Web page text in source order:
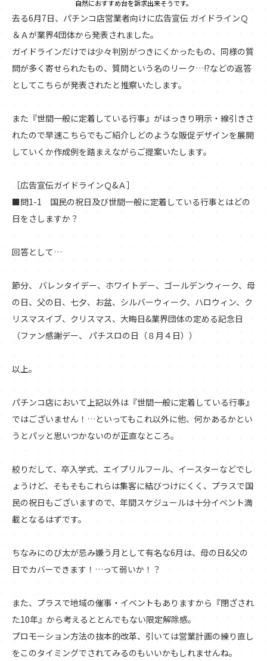
自然におすすめ台を訴求出来そうです。
去る6月7日、パチンコ店営業者向けに広告宣伝 ガイドラインＱ
＆Ａが業界4団体から発表されました。
ガイドラインだけでは少々判別がつきにくかったもの、同様の質
問が多く寄せられたもの、質問という名のリーク…!?などの返答
としてこちらが発表されたと推察いたします。
また『世間一般に定着している行事』がはっきり明示・線引きさ
れたので早速こちらでもご紹介しどのような販促デザインを展開
していくか作成例を踏まえながらご提案いたします。
［広告宣伝ガイドラインＱ&Ａ］
■問1-1 国民の祝日及び世間一般に定着している行事とはどの
日をさしますか？
回答として…
節分、 バレンタイデー、ホワイトデー、ゴールデンウィーク、母
の日、父の日、七夕、お盆、シルバーウィーク、ハロウィン、ク
リスマスイブ、クリスマス、大晦日&業界団体の定める記念日
（ファン感謝デー、 パチスロの日（８月４日））
以上。
パチンコ店において上記以外は『世間一般に定着している行事』
ではございません！…といってもこれ以外に他、何かあるかとい
うとパッと思いつかないのが正直なところ。
絞りだして、卒入学式、エイプリルフール、イースターなどでし
ょうけど、そもそもこれらは集客に結びつけにくく、プラスで国
民の祝日もございますので、年間スケジュールは十分イベント満
載となるはずです。
ちなみにのび太が忌み嫌う月として有名な6月は、母の日&父の
日でカバーできます！…って弱いか！？
また、プラスで地域の催事・イベントもありますから『閉ざされ
た10年』から考えるととんでもない限定解除感。
プロモーション方法の抜本的改革、引いては営業計画の練り直し
をこのタイミングでされてみるのもいいかもしれませんね。